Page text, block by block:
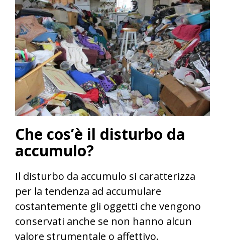
Che cos’è il disturbo da
accumulo?
Il disturbo da accumulo si caratterizza
per la tendenza ad accumulare
costantemente gli oggetti che vengono
conservati anche se non hanno alcun
valore strumentale o affettivo.